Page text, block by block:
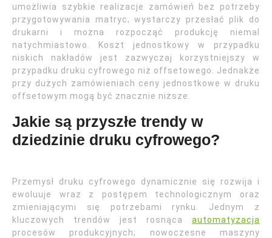
umożliwia szybkie realizacje zamówień bez potrzeby
przygotowywania matryc; wystarczy przesłać plik do
drukarni i można rozpocząć produkcję niemal
natychmiastowo. Koszt jednostkowy w przypadku
niskich nakładów jest zazwyczaj korzystniejszy w
przypadku druku cyfrowego niż offsetowego. Jednakże
przy dużych zamówieniach ceny jednostkowe w druku
offsetowym mogą być znacznie niższe.
Jakie są przyszłe trendy w
dziedzinie druku cyfrowego?
Przemysł druku cyfrowego dynamicznie się rozwija i
ewoluuje wraz z postępem technologicznym oraz
zmieniającymi się potrzebami rynku. Jednym z
kluczowych trendów jest rosnąca automatyzacja
procesów produkcyjnych; nowoczesne maszyny